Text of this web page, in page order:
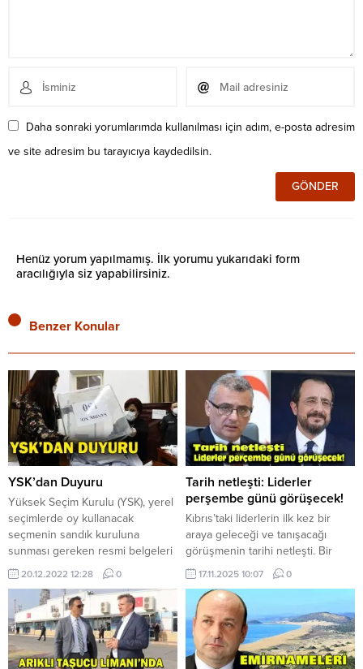
Daha sonraki yorumlarımda kullanılması için adım, e-posta adresim
ve site adresim bu tarayıcıya kaydedilsin.
Henüz yorum yapılmamış. İlk yorumu yukarıdaki form
aracılığıyla siz yapabilirsiniz.
Benzer Konular
YSK’dan Duyuru
Yüksek Seçim Kurulu (YSK), yerel
seçimlerde oy kullanacak
seçmenin sandık kuruluna
sunması gereken resmi belgeleri
duyurarak, belirtilen resmi
belgelerden birini sunmayanların
oy kullanamayacağı uyarısında
bulundu. YSK’nın 22
No’lu duyurusunda, 25 Aralık’ta
yapılacak Yerel Kuruluş Organları
Genel
20.12.2022 12:28 0
Tarih netleşti: Liderler
perşembe günü görüşecek!
Kıbrıs’taki liderlerin ilk kez bir
araya geleceği ve tanışacağı
görüşmenin tarihi netleşti. Bir
saat sürecek olan görüşme, 20
Kasım Perşembe günü saat
09.30’da başlayacak ve BM
Genel Sekreteri Özel
Temsilcisi’nin ara bölgedeki
rezidansında yapılacak. Liderlerin
ilk buluşması, Perşembe günü
17.11.2025 10:07 0